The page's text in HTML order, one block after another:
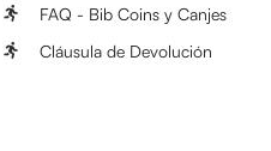
FAQ - Bib Coins y Canjes
Cláusula de Devolución